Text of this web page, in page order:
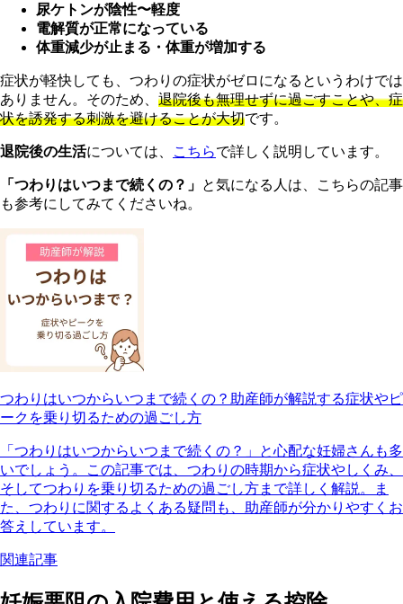
尿ケトンが陰性〜軽度
電解質が正常になっている
体重減少が止まる・体重が増加する
症状が軽快しても、つわりの症状がゼロになるというわけでは
ありません。そのため、 退院後も無理せずに過ごすことや、症
状を誘発する刺激を避けることが大切です。
退院後の生活については、 こちらで詳しく説明しています。
「つわりはいつまで続くの？」 と気になる人は、こちらの記事
も参考にしてみてくださいね。
つわりはいつからいつまで続くの？助産師が解説する症状やピ
ークを乗り切るための過ごし方
「つわりはいつからいつまで続くの？」と心配な妊婦さんも多
いでしょう。この記事では、つわりの時期から症状やしくみ、
そしてつわりを乗り切るための過ごし方まで詳しく解説。ま
た、つわりに関するよくある疑問も、助産師が分かりやすくお
答えしています。
関連記事